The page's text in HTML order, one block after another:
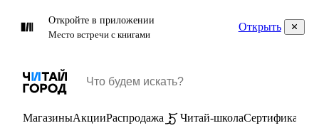
Откройте в приложении
Место встречи с книгами
Открыть
МагазиныАкцииРаспродажа Читай-школаСертификаты